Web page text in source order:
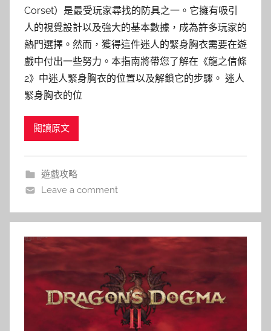
Corset）是最受玩家尋找的防具之一。它擁有吸引
人的視覺設計以及強大的基本數據，成為許多玩家的
熱門選擇。然而，獲得這件迷人的緊身胸衣需要在遊
戲中付出一些努力。本指南將帶您了解在《龍之信條
2》中迷人緊身胸衣的位置以及解鎖它的步驟。 迷人
緊身胸衣的位
閱讀原文
遊戲攻略
Leave a comment